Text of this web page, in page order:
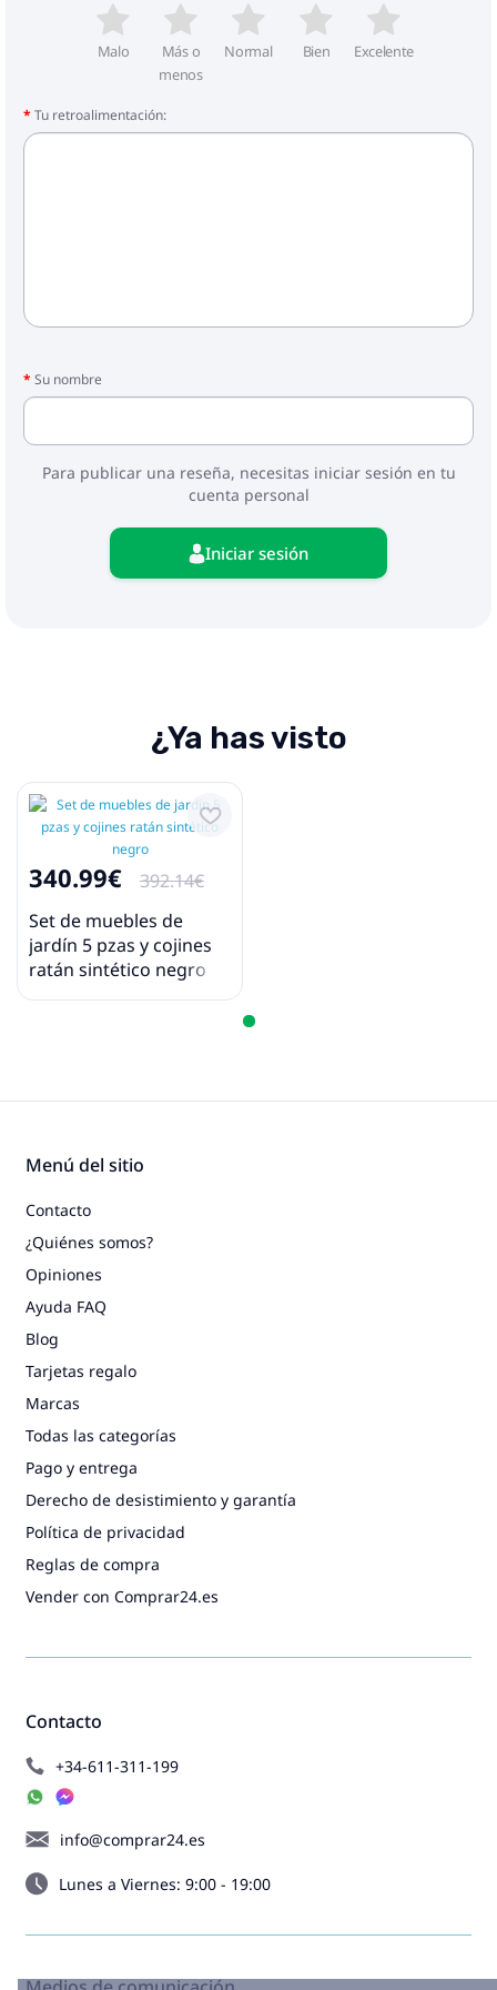
Dimensiones: 55 x 55 x 37 cm (largo x ancho x
alto)
Cojín:
Color: Negro
Material de la cubierta: Tela (100% poliéster)
Material del relleno del cojín de asiento:
2 x Asientos centrales
1 x Mesa de jardín
4 x Cojín trasero
extraíble y lavable
Malo
Más o
menos
Normal Bien Excelente
Tu retroalimentación:
Su nombre
Para publicar una reseña, necesitas iniciar sesión en tu
cuenta personal
Iniciar sesión
¿Ya has visto
340.99€
392.14€
Set de muebles de
jardín 5 pzas y cojines
ratán sintético negro
Contacto
+34-611-311-199
info@comprar24.es
Lunes a Viernes: 9:00 - 19:00
Menú del sitio
Contacto
¿Quiénes somos?
Opiniones
Ayuda FAQ
Blog
Tarjetas regalo
Marcas
Todas las categorías
Pago y entrega
Derecho de desistimiento y garantía
Política de privacidad
Reglas de compra
Vender con Comprar24.es